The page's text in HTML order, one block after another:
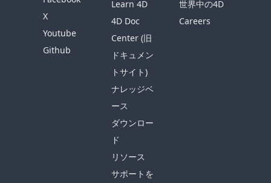
X
Youtube
Github
Learn 4D
4D Doc
Center (旧
ドキュメン
トサイト)
ナレッジベ
ース
ダウンロー
ド
リソース
サポートを
世界中の4D
Careers